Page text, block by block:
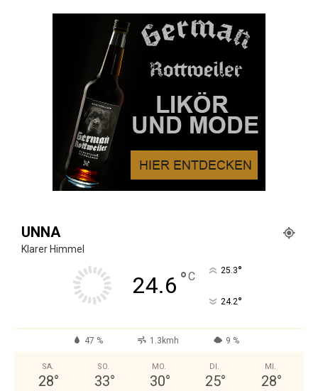
UNNA
Klarer Himmel
24.6 °C 25.3°
24.2°
47 % 1.3kmh 9 %
SA.
28°
SO.
33°
MO.
30°
DI.
25°
MI.
28°